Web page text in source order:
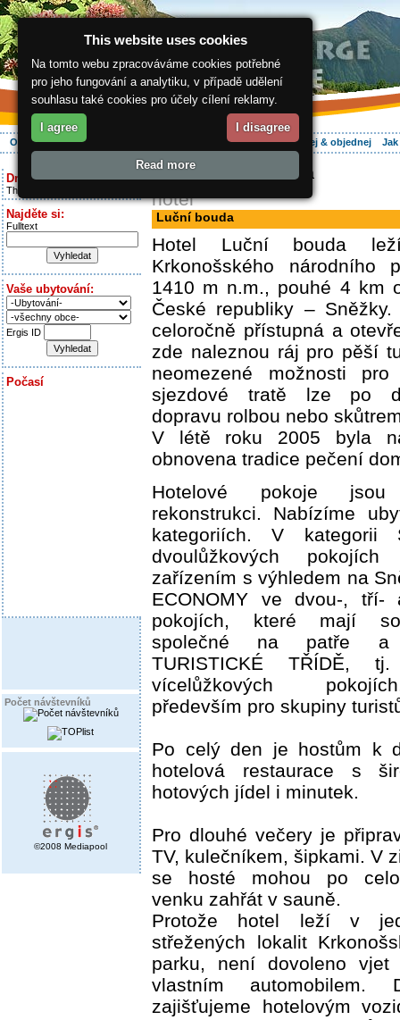
O regionu Aktivně Ubytování Hledej & objednej
Dnes je:
Thursday 6.08.2026
Najděte si:
Fulltext
Vaše ubytování:
Ergis ID
Počasí
Počet návštevníků
©2008 Mediapool
ergis.cz > Luční bouda
hotel
Luční bouda
Hotel Luční bouda
Krkonošského národního
1410 m n.m., pouhé 4 km
České republiky –
celoročně přístupná a
zde naleznou ráj pro pěší
neomezené možnosti
sjezdové tratě lze po
dopravu rolbou nebo
V létě roku 2005 byla
obnovena tradice pečení
Hotelové pokoje
rekonstrukci. Nabízíme
kategoriích. V kategorii
dvoulůžkových
zařízením s výhledem na
ECONOMY ve dvou-, tří-
pokojích, které mají
společné na patře a
TURISTICKÉ
vícelůžkových
především pro skupiny
Po celý den je hostům k
hotelová restaurace s
hotových jídel i minutek.
Pro dlouhé večery je
TV, kulečníkem, šipkami. V
se hosté mohou po
venku zahřát v sauně.
Protože hotel leží v
střežených lokalit
parku, není dovoleno
vlastním automobilem.
zajišťujeme hotelovým
This website uses cookies
Na tomto webu zpracováváme cookies potřebné
pro jeho fungování a analytiku, v případě udělení
souhlasu také cookies pro účely cílení reklamy.
I agree I disagree
Read more